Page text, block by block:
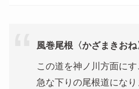
風巻尾根〈かざまきおね
この道を神ノ川方面にす
急な下りの尾根道にな